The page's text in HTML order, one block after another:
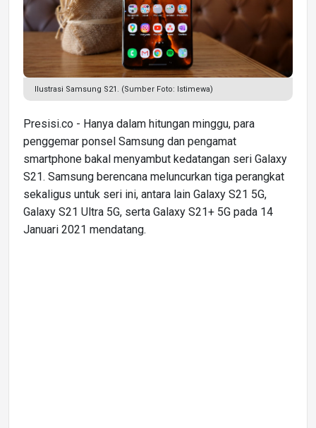
Ilustrasi Samsung S21. (Sumber Foto: Istimewa)
Presisi.co - Hanya dalam hitungan minggu, para
penggemar ponsel Samsung dan pengamat
smartphone bakal menyambut kedatangan seri Galaxy
S21. Samsung berencana meluncurkan tiga perangkat
sekaligus untuk seri ini, antara lain Galaxy S21 5G,
Galaxy S21 Ultra 5G, serta Galaxy S21+ 5G pada 14
Januari 2021 mendatang.